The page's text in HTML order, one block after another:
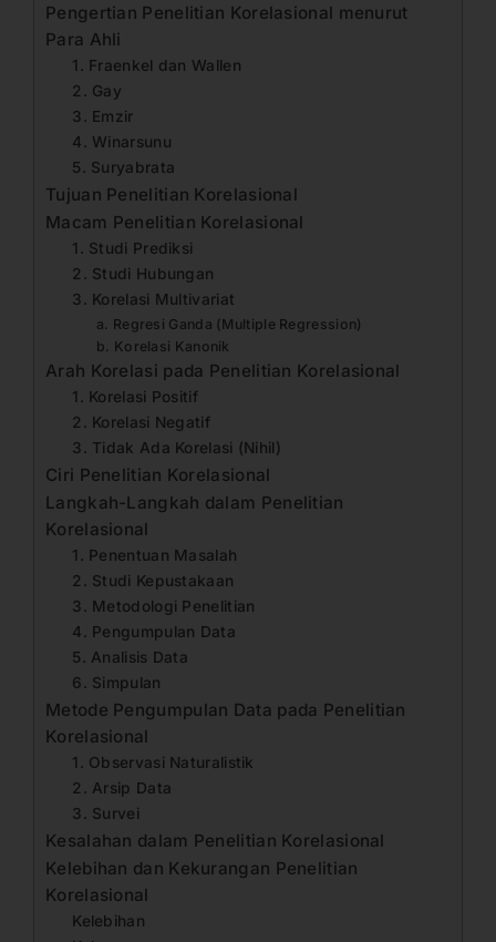
Pengertian Penelitian Korelasional menurut
Para Ahli
1. Fraenkel dan Wallen
2. Gay
3. Emzir
4. Winarsunu
5. Suryabrata
Tujuan Penelitian Korelasional
Macam Penelitian Korelasional
1. Studi Prediksi
2. Studi Hubungan
3. Korelasi Multivariat
a. Regresi Ganda (Multiple Regression)
b. Korelasi Kanonik
Arah Korelasi pada Penelitian Korelasional
1. Korelasi Positif
2. Korelasi Negatif
3. Tidak Ada Korelasi (Nihil)
Ciri Penelitian Korelasional
Langkah-Langkah dalam Penelitian
Korelasional
1. Penentuan Masalah
2. Studi Kepustakaan
3. Metodologi Penelitian
4. Pengumpulan Data
5. Analisis Data
6. Simpulan
Metode Pengumpulan Data pada Penelitian
Korelasional
1. Observasi Naturalistik
2. Arsip Data
3. Survei
Kesalahan dalam Penelitian Korelasional
Kelebihan dan Kekurangan Penelitian
Korelasional
Kelebihan